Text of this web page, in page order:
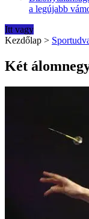
a legújabb
Itt vagy
Kezdőlap >
Két